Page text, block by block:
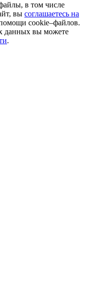
в том числе
вы соглашаетесь на
cookie–файлов.
данных вы можете
.